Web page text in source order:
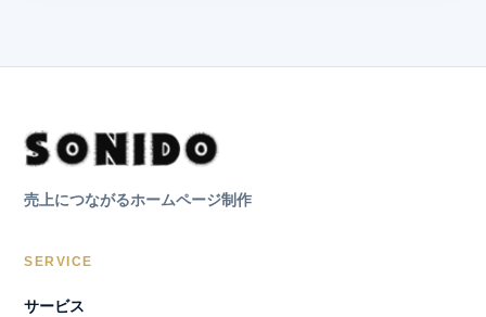
売上につながるホームページ制作
SERVICE
サービス